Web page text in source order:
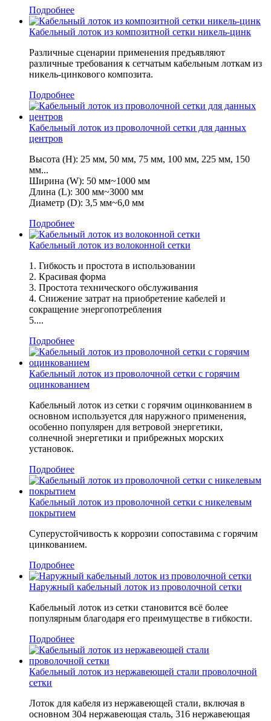
Подробнее
Кабельный лоток из композитной сетки никель-цинк
Различные сценарии применения предъявляют
различные требования к сетчатым кабельным лоткам из
никель-цинкового композита.
Подробнее
Кабельный лоток из проволочной сетки для данных
центров
Высота (H): 25 мм, 50 мм, 75 мм, 100 мм, 225 мм, 150
мм...
Ширина (W): 50 мм~1000 мм
Длина (L): 300 мм~3000 мм
Диаметр (D): 3,5 мм~6,0 мм
Подробнее
Кабельный лоток из волоконной сетки
1. Гибкость и простота в использовании
2. Красивая форма
3. Простота технического обслуживания
4. Снижение затрат на приобретение кабелей и
сокращение энергопотребления
5....
Подробнее
Кабельный лоток из проволочной сетки с горячим
оцинкованием
Кабельный лоток из сетки с горячим оцинкованием в
основном используется для наружного применения,
особенно популярен для ветровой энергетики,
солнечной энергетики и прибрежных морских
установок.
Подробнее
Кабельный лоток из проволочной сетки с никелевым
покрытием
Суперустойчивость к коррозии сопоставима с горячим
цинкованием.
Подробнее
Наружный кабельный лоток из проволочной сетки
Кабельный лоток из сетки становится всё более
популярным благодаря его преимуществе в гибкости.
Подробнее
Кабельный лоток из нержавеющей стали проволочной
сетки
Лоток для кабеля из нержавеющей стали, включая в
основном 304 нержавеющая сталь, 316 нержавеющая